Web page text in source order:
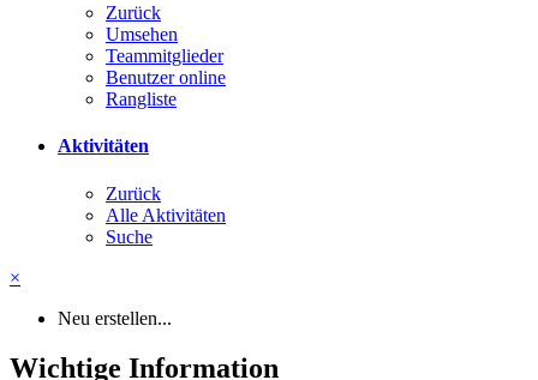
Zurück
Umsehen
Teammitglieder
Benutzer online
Rangliste
Aktivitäten
Zurück
Alle Aktivitäten
Suche
×
Neu erstellen...
Wichtige Information